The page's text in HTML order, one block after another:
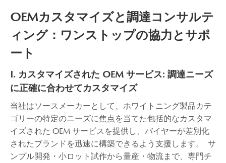
OEMカスタマイズと調達コンサルテ
ィング：ワンストップの協力とサポ
ート
I. カスタマイズされた OEM サービス: 調達ニーズ
に正確に合わせてカスタマイズ
当社はソースメーカーとして、ホワイトニング製品カテ
ゴリーの特定のニーズに焦点を当てた包括的なカスタマ
イズされた OEM サービスを提供し、バイヤーが差別化
されたブランドを迅速に構築できるよう支援します。 サ
ンプル開発・小ロット試作から量産・物流まで、専門チ